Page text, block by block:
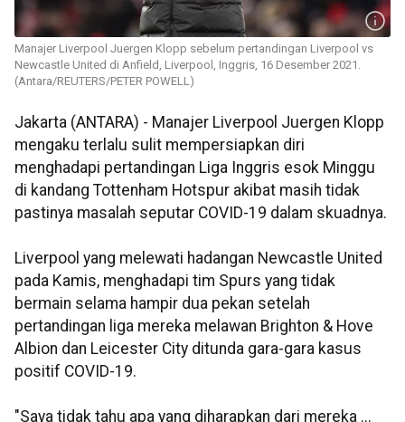
Manajer Liverpool Juergen Klopp sebelum pertandingan Liverpool vs
Newcastle United di Anfield, Liverpool, Inggris, 16 Desember 2021.
(Antara/REUTERS/PETER POWELL)
Jakarta (ANTARA) - Manajer Liverpool Juergen Klopp
mengaku terlalu sulit mempersiapkan diri
menghadapi pertandingan Liga Inggris esok Minggu
di kandang Tottenham Hotspur akibat masih tidak
pastinya masalah seputar COVID-19 dalam skuadnya.
Liverpool yang melewati hadangan Newcastle United
pada Kamis, menghadapi tim Spurs yang tidak
bermain selama hampir dua pekan setelah
pertandingan liga mereka melawan Brighton & Hove
Albion dan Leicester City ditunda gara-gara kasus
positif COVID-19.
"Saya tidak tahu apa yang diharapkan dari mereka ...